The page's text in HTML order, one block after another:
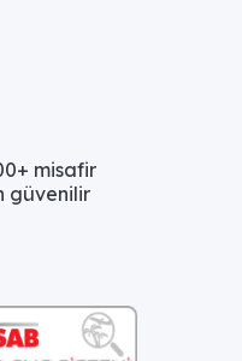
misafir
güvenilir